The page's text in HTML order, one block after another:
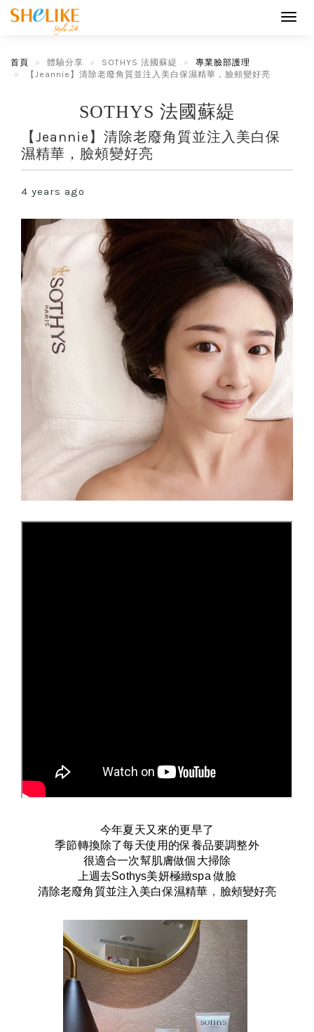
首頁 體驗分享 SOTHYS 法國蘇緹
專業臉部護理
【Jeannie】清除老廢角質並注入美白保濕精華，臉頰變好亮
SOTHYS 法國蘇緹
【Jeannie】清除老廢角質並注入美白保
濕精華，臉頰變好亮
4 years ago
今年夏天又來的更早了
季節轉換除了每天使用的保養品要調整外
很適合一次幫肌膚做個大掃除
上週去Sothys美妍極緻spa做臉
清除老廢角質並注入美白保濕精華 ， 臉頰變好亮